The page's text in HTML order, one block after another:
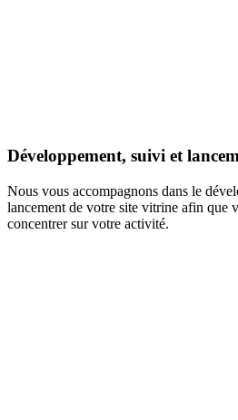
Développement, suivi et
Nous vous accompagnons dans le
lancement de votre site vitrine afin que
concentrer sur votre activité.